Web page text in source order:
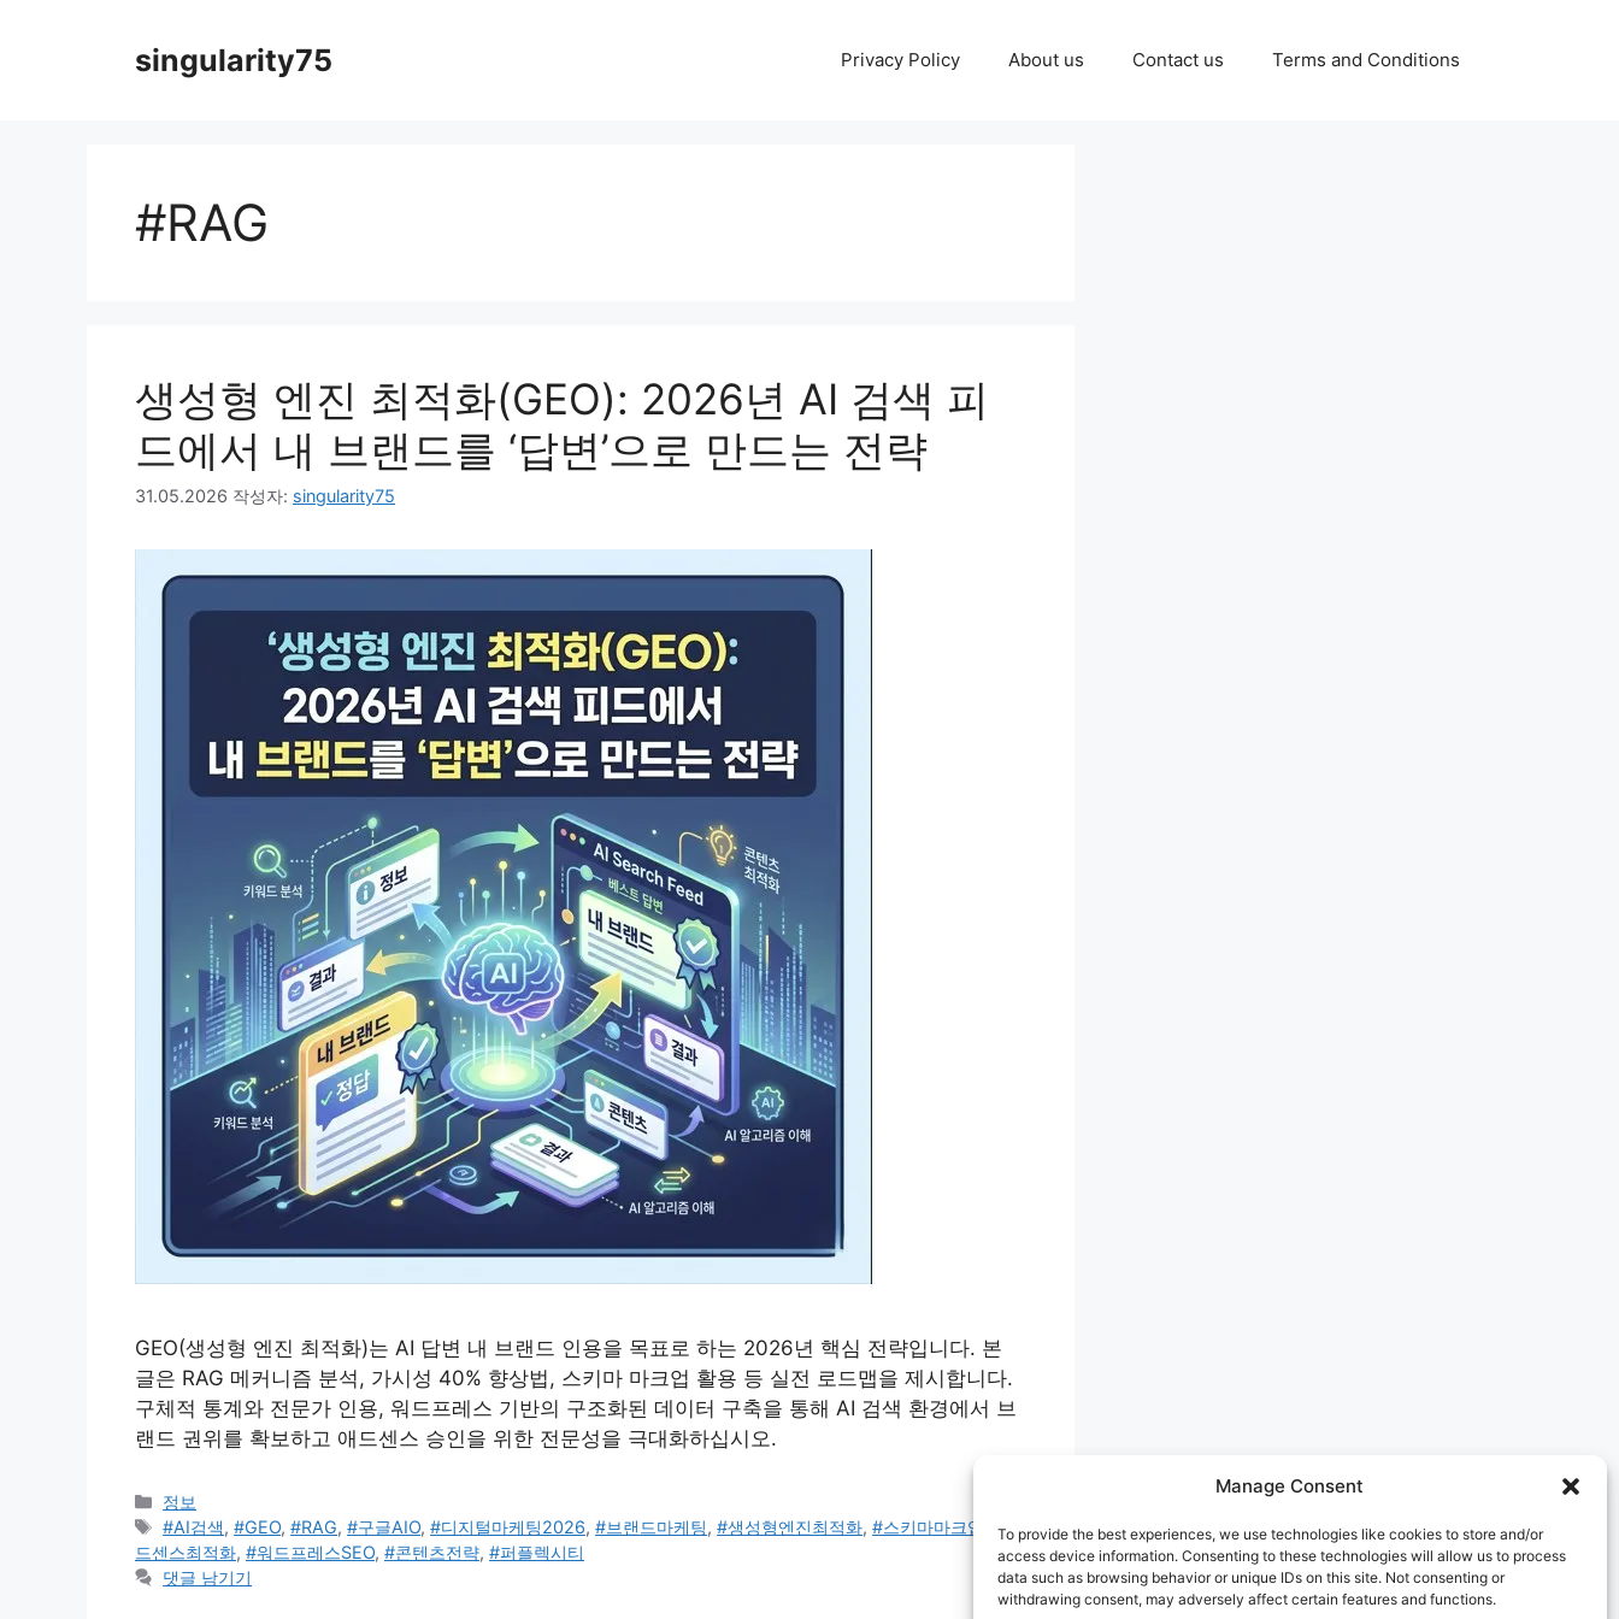
Manage Consent
To provide the best experiences, we use technologies like cookies to store and/or
access device information. Consenting to these technologies will allow us to process
data such as browsing behavior or unique IDs on this site. Not consenting or
withdrawing consent, may adversely affect certain features and functions.
singularity75 Privacy Policy About us Contact us Terms and Conditions
#RAG
생성형 엔진 최적화(GEO): 2026년 AI 검색 피
드에서 내 브랜드를 ‘답변’으로 만드는 전략
31.05.2026 작성자: singularity75
GEO(생성형 엔진 최적화)는 AI 답변 내 브랜드 인용을 목표로 하는 2026년 핵심 전략입니다. 본
글은 RAG 메커니즘 분석, 가시성 40% 향상법, 스키마 마크업 활용 등 실전 로드맵을 제시합니다.
구체적 통계와 전문가 인용, 워드프레스 기반의 구조화된 데이터 구축을 통해 AI 검색 환경에서 브
랜드 권위를 확보하고 애드센스 승인을 위한 전문성을 극대화하십시오.
카
테
고
리
정보
태
그
#AI검색,#GEO,#RAG,#구글AIO,#디지털마케팅2026,#브랜드마케팅,#생성형엔진최적화,#스키마마크업
#애
드센스최적화, #워드프레스SEO, #콘텐츠전략, #퍼플렉시티
댓글 남기기